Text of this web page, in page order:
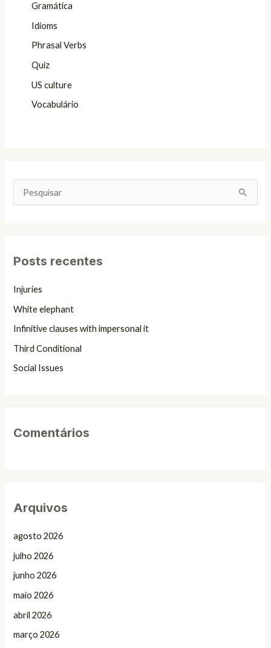
Gramática
Idioms
Phrasal Verbs
Quiz
US culture
Vocabulário
u
p
o
Posts recentes
Injuries
White elephant
Infinitive clauses with impersonal it
Third Conditional
Social Issues
Comentários
Arquivos
agosto 2026
julho 2026
junho 2026
maio 2026
abril 2026
março 2026